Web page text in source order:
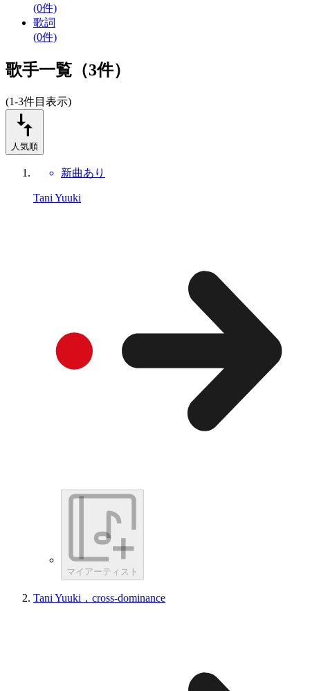
(0件)
歌詞
(0件)
歌手一覧（3件）
(1-3件目表示)
人気順
新曲あり
Tani Yuuki
マイアーティスト
Tani Yuuki，cross-dominance